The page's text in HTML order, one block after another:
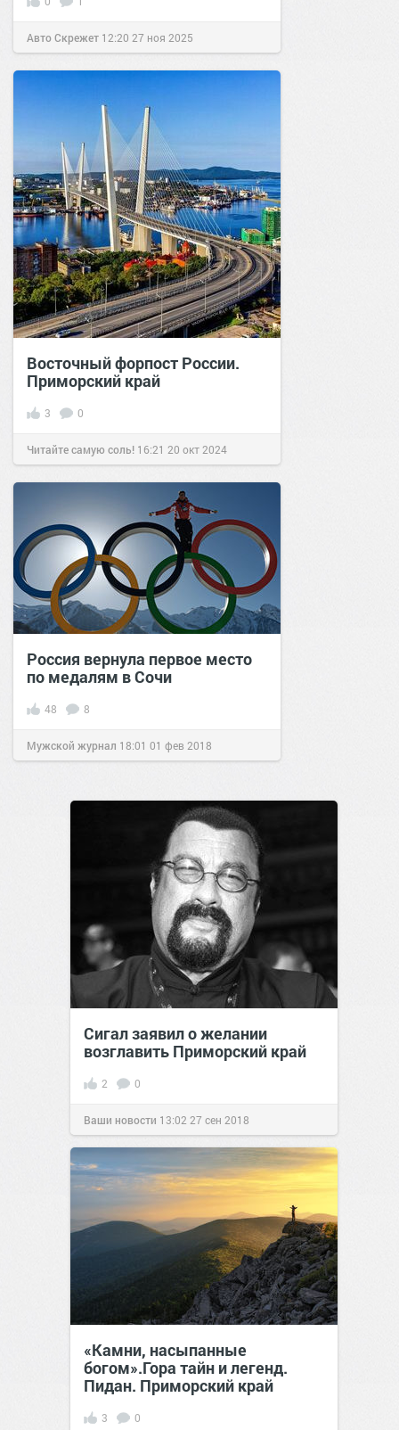
Авто Скрежет 12:20 27 ноя 2025
Восточный форпост России.
Приморский край
3 0
Читайте самую соль! 16:21 20 окт 2024
Россия вернула первое место
по медалям в Сочи
48 8
Мужской журнал 18:01 01 фев 2018
Сигал заявил о желании
возглавить Приморский край
2 0
Ваши новости 13:02 27 сен 2018
«Камни, насыпанные
богом».Гора тайн и легенд.
Пидан. Приморский край
3 0